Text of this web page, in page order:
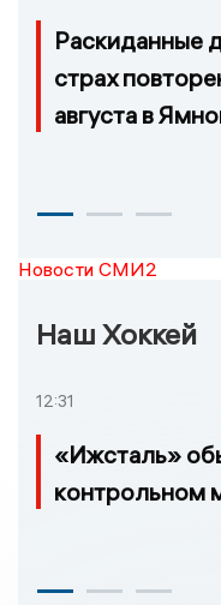
Раскиданные
страх
августа в
Новости СМИ2
Наш Хоккей
12:31
«Ижсталь»
контрольном